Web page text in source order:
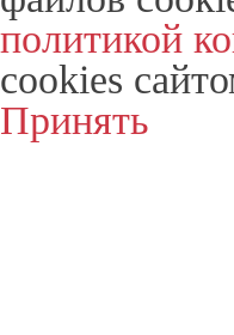
политикой
cookies
Принять